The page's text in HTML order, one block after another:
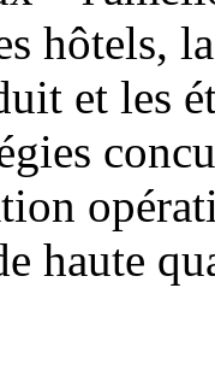
hôtels,
et les
haute